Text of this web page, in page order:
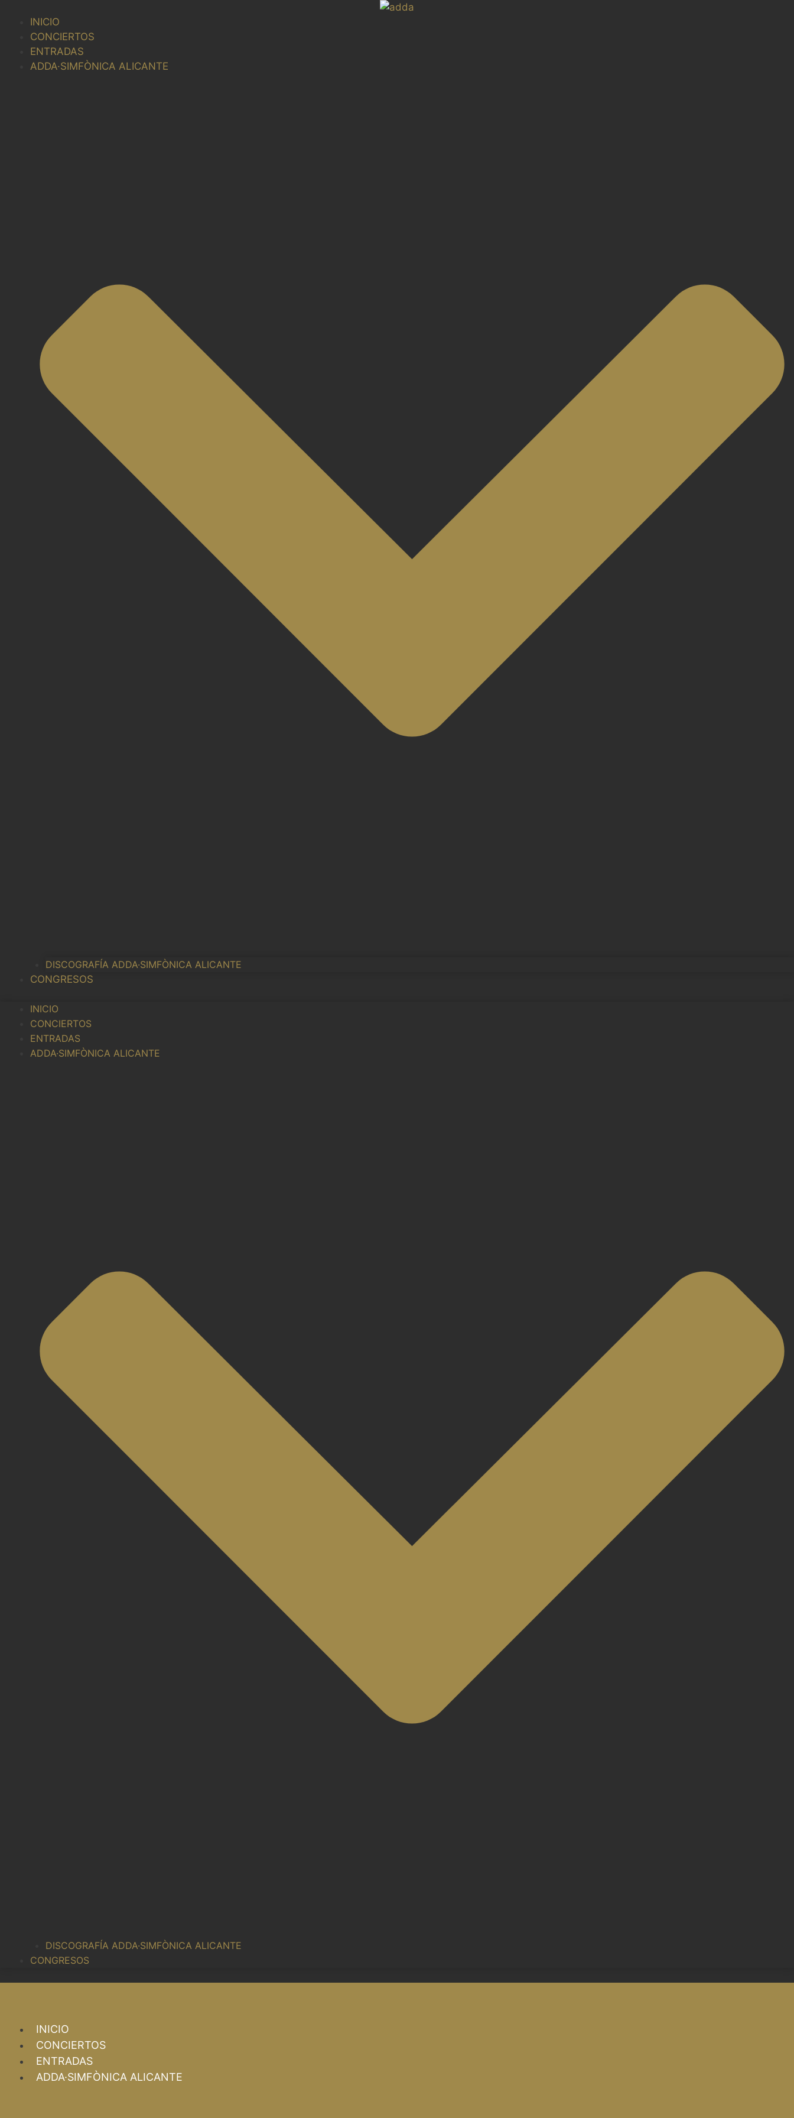
contenido
INICIO
CONCIERTOS
ENTRADAS
ADDA·SIMFÒNICA ALICANTE
DISCOGRAFÍA ADDA·SIMFÒNICA ALICANTE
CONGRESOS
INICIO
CONCIERTOS
ENTRADAS
ADDA·SIMFÒNICA ALICANTE
DISCOGRAFÍA ADDA·SIMFÒNICA ALICANTE
CONGRESOS
INICIO
CONCIERTOS
ENTRADAS
ADDA·SIMFÒNICA ALICANTE